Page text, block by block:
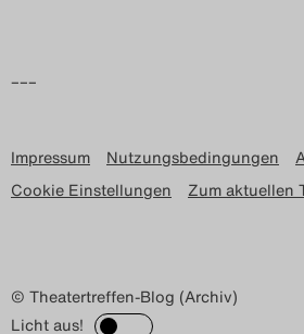
–––
Impressum Nutzungsbedingungen
Cookie Einstellungen
Zum aktuellen
© Theatertreffen-Blog (Archiv)
Licht aus!